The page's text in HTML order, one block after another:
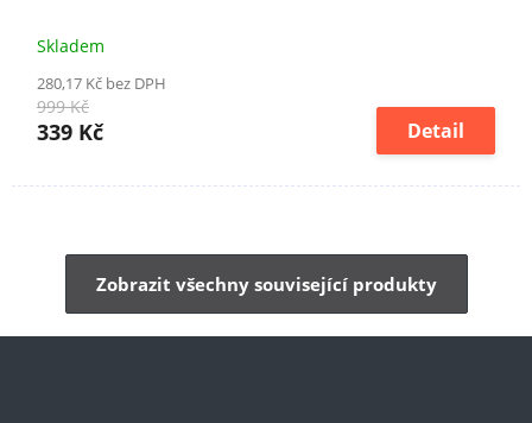
Skladem
280,17 Kč bez DPH
999 Kč
339 Kč Detail
Zobrazit všechny související produkty